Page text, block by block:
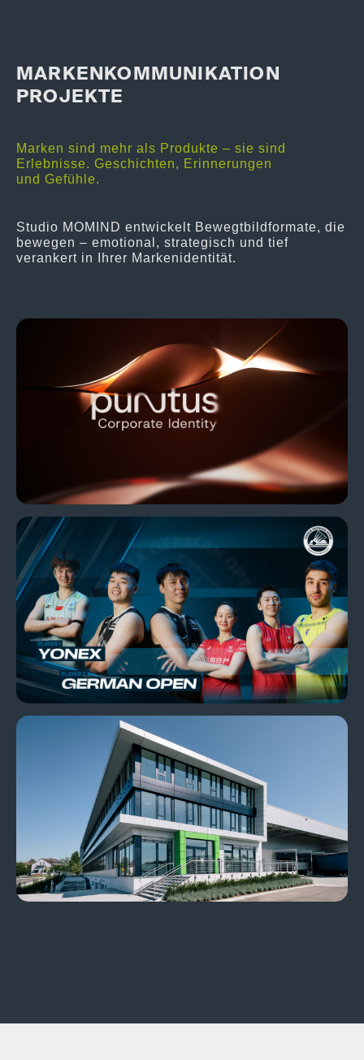
MARKENKOMMUNIKATION
PROJEKTE
Marken sind mehr als Produkte – sie sind
Erlebnisse. Geschichten, Erinnerungen
und Gefühle.
Studio MOMIND entwickelt Bewegtbildformate, die
bewegen – emotional, strategisch und tief
verankert in Ihrer Markenidentität.